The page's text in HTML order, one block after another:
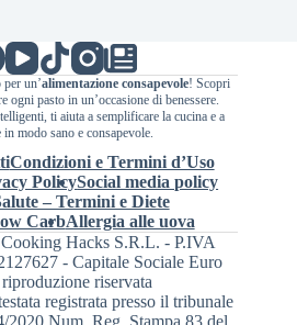
un’alimentazione consapevole! Scopri
ogni pasto in un’occasione di benessere.
ti aiuta a semplificare la cucina e a
modo sano e consapevole.
Condizioni e Termini d’Uso
PolicySocial media policy
– Termini e Diete
CarbAllergia alle uova
Hacks S.R.L. - P.IVA
- Capitale Sociale Euro
riservata
registrata presso il tribunale
Num. Reg. Stampa 83 del